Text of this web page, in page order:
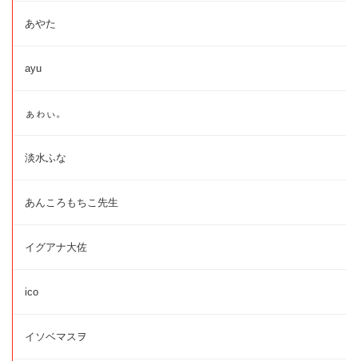
あやた
ayu
ぁゎぃ。
淡水ふな
あんころもちこ先生
イグアナ大佐
ico
イソベマスヲ